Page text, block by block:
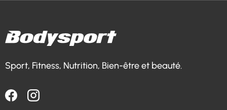
Sport, Fitness, Nutrition, Bien-être et beauté.
FacebookInstagram